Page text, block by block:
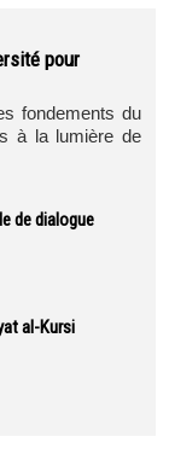
pour
fondements du
à la lumière de
de dialogue
al-Kursi